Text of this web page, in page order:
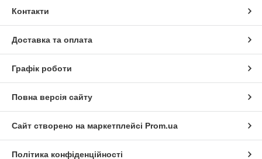
Контакти
Доставка та оплата
Графік роботи
Повна версія сайту
Сайт створено на маркетплейсі Prom.ua
Політика конфіденційності